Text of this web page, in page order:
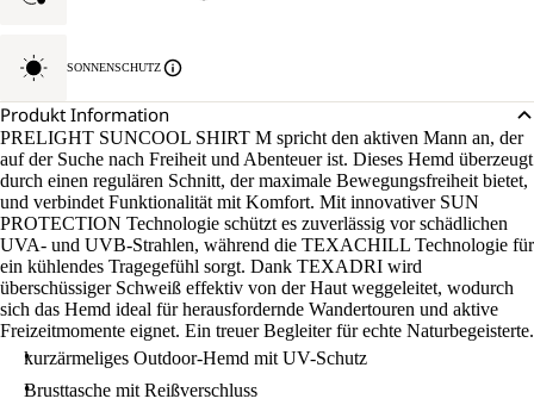
SONNENSCHUTZ
Produkt Information
PRELIGHT SUNCOOL SHIRT M spricht den aktiven Mann an, der
auf der Suche nach Freiheit und Abenteuer ist. Dieses Hemd überzeugt
durch einen regulären Schnitt, der maximale Bewegungsfreiheit bietet,
und verbindet Funktionalität mit Komfort. Mit innovativer SUN
PROTECTION Technologie schützt es zuverlässig vor schädlichen
UVA- und UVB-Strahlen, während die TEXACHILL Technologie für
ein kühlendes Tragegefühl sorgt. Dank TEXADRI wird
überschüssiger Schweiß effektiv von der Haut weggeleitet, wodurch
sich das Hemd ideal für herausfordernde Wandertouren und aktive
Freizeitmomente eignet. Ein treuer Begleiter für echte Naturbegeisterte.
kurzärmeliges Outdoor-Hemd mit UV-Schutz
Brusttasche mit Reißverschluss